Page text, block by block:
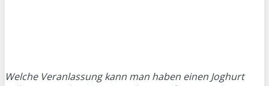
Welche Veranlassung kann man haben einen Joghurt